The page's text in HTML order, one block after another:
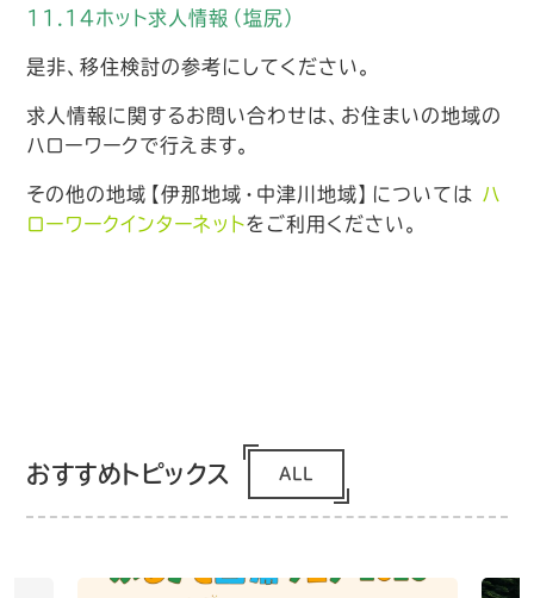
11.14ホット求人情報（塩尻）
是非、移住検討の参考にしてください。
求人情報に関するお問い合わせは、お住まいの地域の
ハローワークで行えます。
その他の地域【伊那地域・中津川地域】については ハ
ローワークインターネットをご利用ください。
おすすめトピックス ALL